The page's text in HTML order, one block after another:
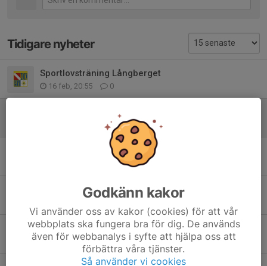
Tidigare nyheter
Sportlovsträning Långberget
16 feb, 20:55 0
0
Nu är det dags att lära sig revidera karta
Sensommar vid Slätbaken
25 sep 2025 0
Godkänn kakor
Vi använder oss av kakor (cookies) för att vår
webbplats ska fungera bra för dig. De används
även för webbanalys i syfte att hjälpa oss att
förbättra våra tjänster.
Så använder vi cookies